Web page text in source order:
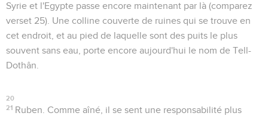
Syrie et l'Egypte passe encore maintenant par là (comparez
verset 25). Une colline couverte de ruines qui se trouve en
cet endroit, et au pied de laquelle sont des puits le plus
souvent sans eau, porte encore aujourd'hui le nom de Tell-
Dothân
20
21 Ruben . Comme aîné, il se sent une responsabilité plus